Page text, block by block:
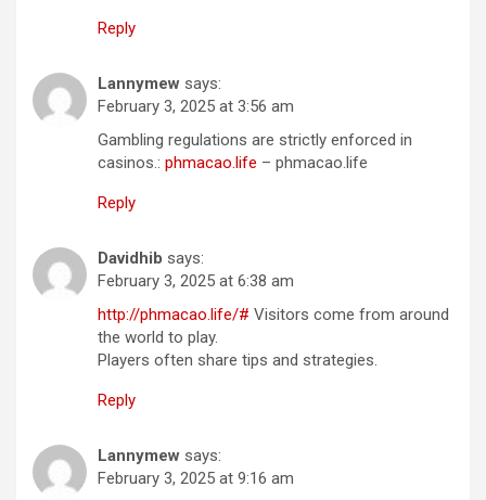
Reply
Lannymew says:
February 3, 2025 at 3:56 am
Gambling regulations are strictly enforced in
casinos.: phmacao.life – phmacao.life
Reply
Davidhib says:
February 3, 2025 at 6:38 am
http://phmacao.life/# Visitors come from around
the world to play.
Players often share tips and strategies.
Reply
Lannymew says:
February 3, 2025 at 9:16 am